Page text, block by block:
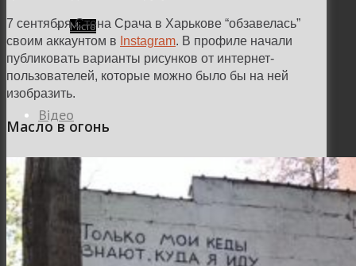
Місто
Відео
Поиск
7 сентября Стена Срача в Харькове “обзавелась”
своим аккаунтом в Instagram. В профиле начали
публиковать варианты рисунков от интернет-
пользователей, которые можно было бы на ней
изобразить.
Масло в огонь